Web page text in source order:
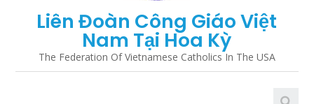
Liên Đoàn Công Giáo Việt
Nam Tại Hoa Kỳ
The Federation Of Vietnamese Catholics In The USA